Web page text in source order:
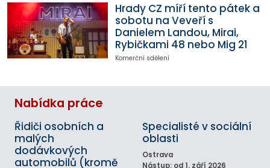
Hrady CZ míří tento pátek a
sobotu na Veveří s
Danielem Landou, Mirai,
Rybičkami 48 nebo Mig 21
Komerční sdělení
Nabídka práce
Řidiči osobních a
malých
dodávkových
automobilů (kromě
Specialisté v sociální
oblasti
Ostrava
Nástup: od 1. září 2026